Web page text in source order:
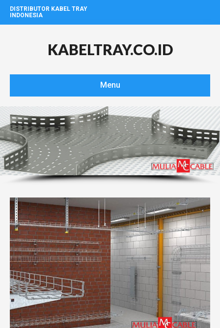
DISTRIBUTOR KABEL TRAY
INDONESIA
KABELTRAY.CO.ID
Menu